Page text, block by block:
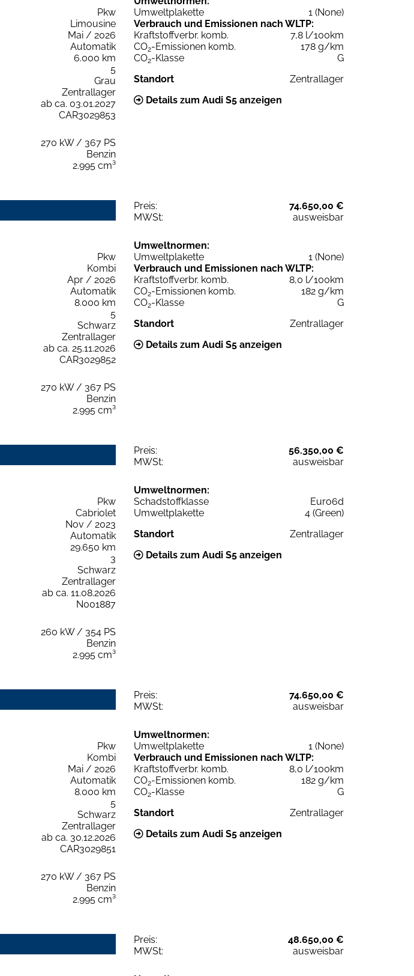
Pkw
Limousine
Mai / 2026
Automatik
6.000 km
5
Grau
Zentrallager
ab ca. 03.01.2027
CAR3029853
270 kW / 367 PS
Benzin
2.995 cm³
Umweltplakette
1 (None)
Verbrauch und Emissionen nach WLTP:
Kraftstoffverbr. komb.
7,8 l/100km
CO2-Emissionen komb.
178 g/km
CO2-Klasse
G
Standort
Zentrallager
Details zum Audi S5 anzeigen
Preis:
74.650,00 €
MWSt:
ausweisbar
Pkw
Kombi
Apr / 2026
Automatik
8.000 km
5
Schwarz
Zentrallager
ab ca. 25.11.2026
CAR3029852
270 kW / 367 PS
Benzin
2.995 cm³
Umweltnormen:
Umweltplakette
1 (None)
Verbrauch und Emissionen nach WLTP:
Kraftstoffverbr. komb.
8,0 l/100km
CO2-Emissionen komb.
182 g/km
CO2-Klasse
G
Standort
Zentrallager
Details zum Audi S5 anzeigen
Preis:
56.350,00 €
MWSt:
ausweisbar
Pkw
Cabriolet
Nov / 2023
Automatik
29.650 km
3
Schwarz
Zentrallager
ab ca. 11.08.2026
N001887
260 kW / 354 PS
Benzin
2.995 cm³
Umweltnormen:
Schadstoffklasse
Euro6d
Umweltplakette
4 (Green)
Standort
Zentrallager
Details zum Audi S5 anzeigen
Preis:
74.650,00 €
MWSt:
ausweisbar
Pkw
Kombi
Mai / 2026
Automatik
8.000 km
5
Schwarz
Zentrallager
ab ca. 30.12.2026
CAR3029851
270 kW / 367 PS
Benzin
2.995 cm³
Umweltnormen:
Umweltplakette
1 (None)
Verbrauch und Emissionen nach WLTP:
Kraftstoffverbr. komb.
8,0 l/100km
CO2-Emissionen komb.
182 g/km
CO2-Klasse
G
Standort
Zentrallager
Details zum Audi S5 anzeigen
Preis:
48.650,00 €
MWSt:
ausweisbar